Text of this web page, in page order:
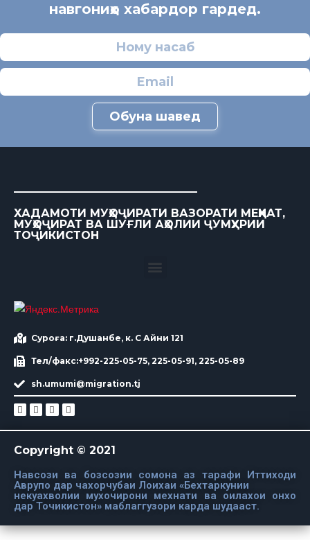
навгониҳо хабардор гардед.
Обуна шавед
ХАДАМОТИ МУҲОҶИРАТИ ВАЗОРАТИ МЕҲНАТ,
МУҲОҶИРАТ ВА ШУҒЛИ АҲОЛИИ ҶУМҲУРИИ
ТОҶИКИСТОН
Суроға: г.Душанбе, к. С Айни 121
Тел/факс:+992-225-05-75, 225-05-91, 225-05-89
sh.umumi@migration.tj
Copyright © 2021
Навсози ва бозсозии сомона аз тарафи Иттиходи
Аврупо дар чахорчубаи Лоихаи «Бехтаркунии
некуахволии мухочирони мехнати ва оилахои онхо
дар Точикистон» маблаггузори карда шудааст.